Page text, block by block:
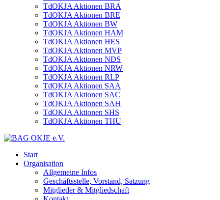
TdOKJA Aktionen BRA
TdOKJA Aktionen BRE
TdOKJA Aktionen BW
TdOKJA Aktionen HAM
TdOKJA Aktionen HES
TdOKJA Aktionen MVP
TdOKJA Aktionen NDS
TdOKJA Aktionen NRW
TdOKJA Aktionen RLP
TdOKJA Aktionen SAA
TdOKJA Aktionen SAC
TdOKJA Aktionen SAH
TdOKJA Aktionen SHS
TdOKJA Aktionen THU
Start
Organisation
Allgemeine Infos
Geschäftsstelle, Vorstand, Satzung
Mitglieder & Mitgliedschaft